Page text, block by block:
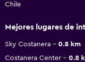
Chile
Mejores lugares de
Sky Costanera
0.8 km
Costanera Center
0.8